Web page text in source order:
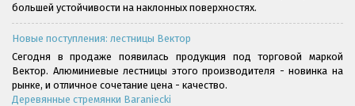
большей устойчивости на наклонных поверхностях.
Новые поступления: лестницы Вектор
Сегодня в продаже появилась продукция под торговой маркой
Вектор. Алюминиевые лестницы этого производителя - новинка на
рынке, и отличное сочетание цена - качество.
Деревянные стремянки Baraniecki